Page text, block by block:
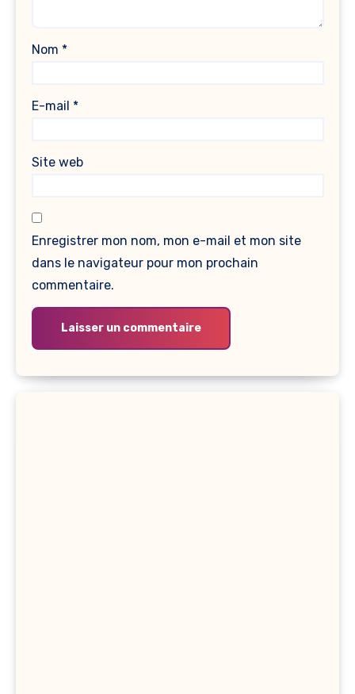
Nom *
E-mail *
Site web
Enregistrer mon nom, mon e-mail et mon site
dans le navigateur pour mon prochain
commentaire.